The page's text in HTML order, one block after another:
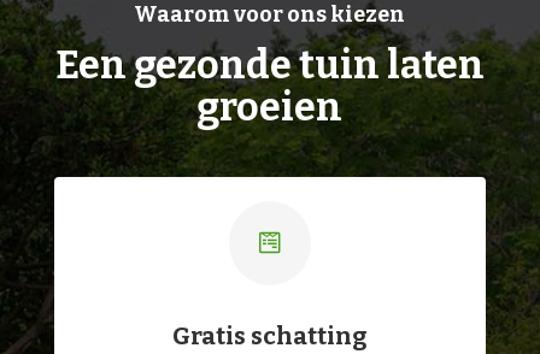
Waarom voor ons kiezen
Een gezonde tuin laten
groeien

Gratis schatting